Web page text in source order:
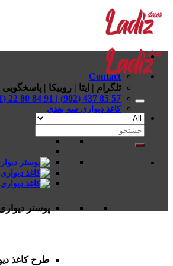
Skip
content
کاغذ دیواری سه بعدی
پوستر
طرح کاغذ
Contact
تلگرام | ایتا | روبیکا | پاسخگویی 24 ساعته - تماس در ساعات اداری
57 85 437 (902) | 91 84 80 22 (021)
جستجو
برای: